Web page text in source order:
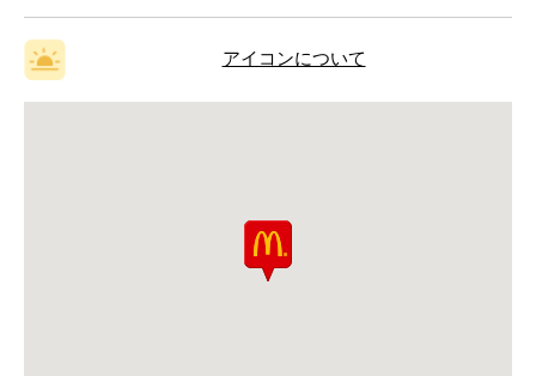
アイコンについて